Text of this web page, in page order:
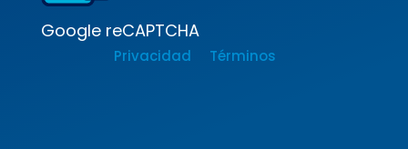
Google reCAPTCHA
Privacidad Términos